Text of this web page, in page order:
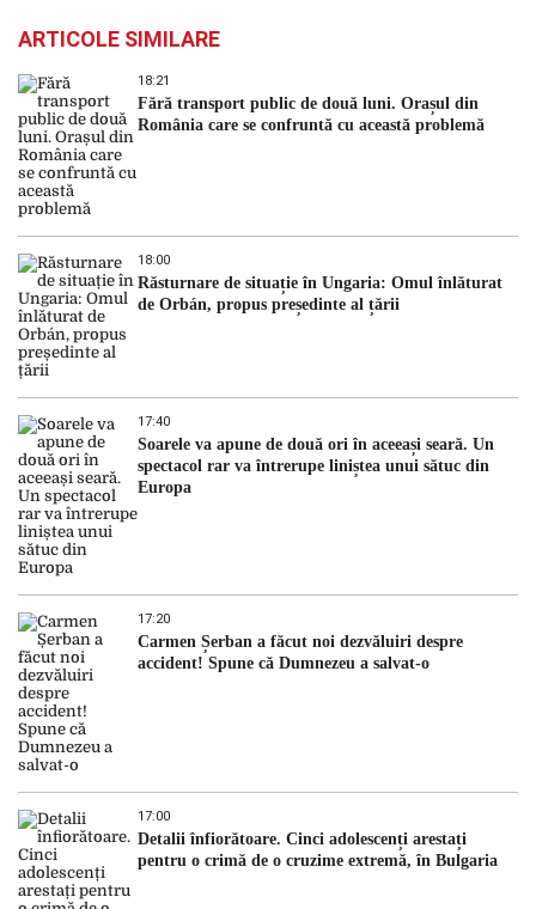
ARTICOLE SIMILARE
18:21
Fără transport public de două luni. Orașul din
România care se confruntă cu această problemă
18:00
Răsturnare de situație în Ungaria: Omul înlăturat
de Orbán, propus președinte al țării
17:40
Soarele va apune de două ori în aceeași seară. Un
spectacol rar va întrerupe liniștea unui sătuc din
Europa
17:20
Carmen Șerban a făcut noi dezvăluiri despre
accident! Spune că Dumnezeu a salvat-o
17:00
Detalii înfiorătoare. Cinci adolescenți arestați
pentru o crimă de o cruzime extremă, în Bulgaria